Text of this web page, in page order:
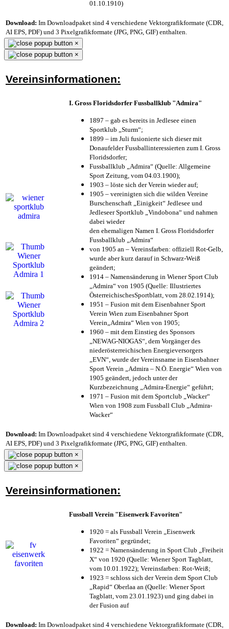
01.10.1910)
Download: Im Downloadpaket sind 4 verschiedene Vektorgrafikformate (CDR,
AI EPS, PDF) und 3 Pixelgrafikformate (JPG, PNG, GIF) enthalten.
×
×
Vereinsinformationen:
I. Gross Floridsdorfer Fussballklub "Admira"
1897 – gab es bereits in Jedlesee einen
Sportklub „Sturm“;
1899 – im Juli fusionierte sich dieser mit
Donaufelder Fussballinteressierten zum I. Gross
Floridsdorfer;
Fussballklub „Admira“ (Quelle: Allgemeine
Sport Zeitung, vom 04.03.1900);
1903 – löste sich der Verein wieder auf;
1905 – vereinigten sich die wilden Vereine
Burschenschaft „Einigkeit“ Jedlesee und
Jedleseer Sportklub „Vindobona“ und nahmen
dabei wieder
den ehemaligen Namen I. Gross Floridsdorfer
Fussballklub „Admira“
von 1905 an – Vereinsfarben: offiziell Rot-Gelb,
wurde aber kurz darauf in Schwarz-Weiß
geändert;
1914 – Namensänderung in Wiener Sport Club
„Admira“ von 1905 (Quelle: Illustriertes
ÖsterreichischesSportblatt, vom 28.02.1914);
1951 – Fusion mit dem Eisenbahner Sport
Verein Wien zum Eisenbahner Sport
Verein„Admira“ Wien von 1905;
1960 – mit dem Einstieg des Sponsors
„NEWAG-NIOGAS“, dem Vorgänger des
niederösterreichischen Energieversorgers
„EVN“, wurde der Vereinsname in Eisenbahner
Sport Verein „Admira – N.Ö. Energie“ Wien von
1905 geändert, jedoch unter der
Kurzbezeichnung „Admira-Energie“ geführt;
1971 – Fusion mit dem Sportclub „Wacker“
Wien von 1908 zum Fussball Club „Admira-
Wacker“
Download: Im Downloadpaket sind 4 verschiedene Vektorgrafikformate (CDR,
AI EPS, PDF) und 3 Pixelgrafikformate (JPG, PNG, GIF) enthalten.
×
×
Vereinsinformationen:
Fussball Verein "Eisenwerk Favoriten"
1920 = als Fussball Verein „Eisenwerk
Favoriten“ gegründet;
1922 = Namensänderung in Sport Club „Freiheit
X“ von 1920 (Quelle: Wiener Sport Tagblatt,
vom 10.01.1922); Vereinsfarben: Rot-Weiß;
1923 = schloss sich der Verein dem Sport Club
„Rapid“ Oberlaa an (Quelle: Wiener Sport
Tagblatt, vom 23.01.1923) und ging dabei in
der Fusion auf
Download: Im Downloadpaket sind 4 verschiedene Vektorgrafikformate (CDR,